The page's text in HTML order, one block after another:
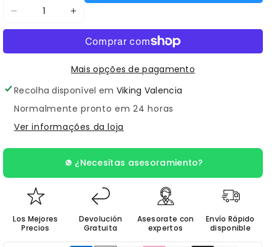
Diminuir
quantidade
TUBO
UNIDAD
Aumentar
quantidade
de
TUBO
UNIDAD
Mais opções de pagamento
Recolha disponível em Viking Valencia
Normalmente pronto em 24 horas
Ver informações da loja
¿Necesitas asesoramiento?
Los Mejores
Precios
Devolución
Gratuita
Asesorate con
expertos
Envío Rápido
disponible